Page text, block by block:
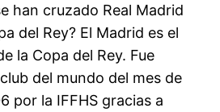
han cruzado Real Madrid
del Rey? El Madrid es el
la Copa del Rey. Fue
del mundo del mes de
por la IFFHS gracias a